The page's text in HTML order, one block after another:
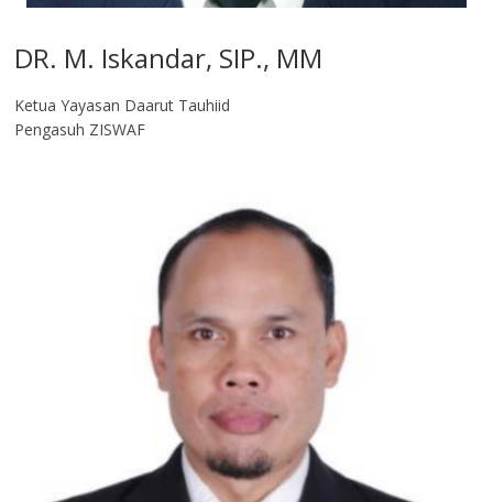
DR. M. Iskandar, SIP., MM
Ketua Yayasan Daarut Tauhiid
Pengasuh ZISWAF